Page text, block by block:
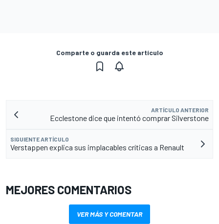
Comparte o guarda este artículo
ARTÍCULO ANTERIOR
Ecclestone dice que intentó comprar Silverstone
SIGUIENTE ARTÍCULO
Verstappen explica sus implacables críticas a Renault
MEJORES COMENTARIOS
VER MÁS Y COMENTAR